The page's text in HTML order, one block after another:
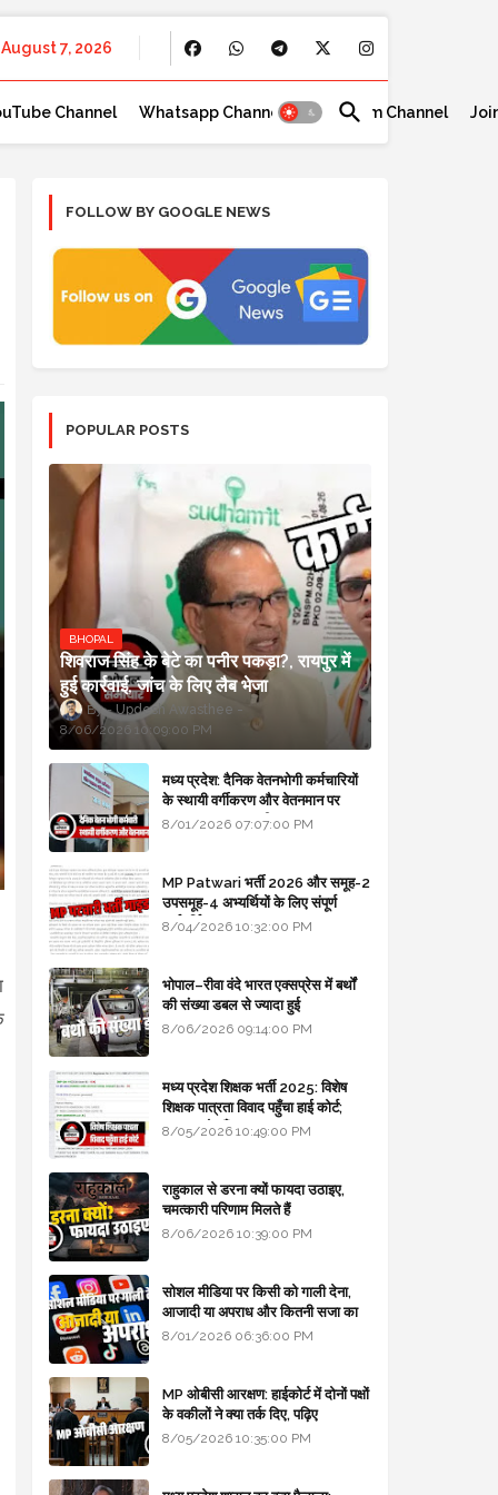
August 7, 2026
Channel Whatsapp Channel Telegram Channel
FOLLOW BY GOOGLE NEWS
POPULAR POSTS
BHOPAL
शिवराज सिंह के बेटे का पनीर पकड़ा?, रायपुर में
हुई कार्रवाई, जांच के लिए लैब भेजा
Updesh Awasthee
8/06/2026 10:09:00 PM
मध्य प्रदेश: दैनिक वेतनभोगी कर्मचारियों
के स्थायी वर्गीकरण और वेतनमान पर
सरकार का बड़ा स्पष्टीकरण
8/01/2026 07:07:00 PM
MP Patwari भर्ती 2026 और समूह-2
उपसमूह-4 अभ्यर्थियों के लिए संपूर्ण
मार्गदर्शिका
8/04/2026 10:32:00 PM
भोपाल–रीवा वंदे भारत एक्सप्रेस में बर्थों
की संख्या डबल से ज्यादा हुई
8/06/2026 09:14:00 PM
मध्य प्रदेश शिक्षक भर्ती 2025: विशेष
शिक्षक पात्रता विवाद पहुँचा हाई कोर्ट;
सरकार से माँगा जवाब
8/05/2026 10:49:00 PM
राहुकाल से डरना क्यों फायदा उठाइए,
चमत्कारी परिणाम मिलते हैं
8/06/2026 10:39:00 PM
सोशल मीडिया पर किसी को गाली देना,
आजादी या अपराध और कितनी सजा का
प्रावधान - free legal advice
8/01/2026 06:36:00 PM
MP ओबीसी आरक्षण: हाईकोर्ट में दोनों पक्षों
के वकीलों ने क्या तर्क दिए, पढ़िए
8/05/2026 10:35:00 PM